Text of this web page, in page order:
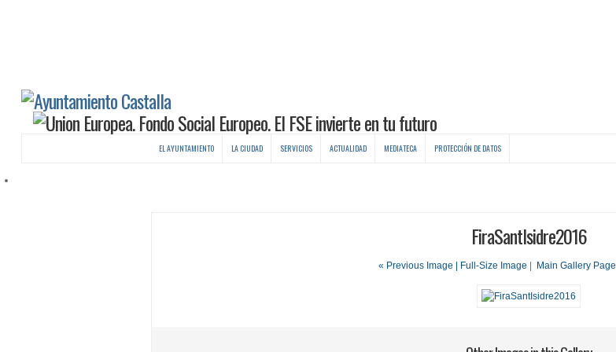
EL AYUNTAMIENTO LA CIUDAD SERVICIOS ACTUALIDAD MEDIATECA PROTECCIÓN DE DATOS
FiraSantIsidre2016
« Previous Image | Full-Size Image Main Gallery Page